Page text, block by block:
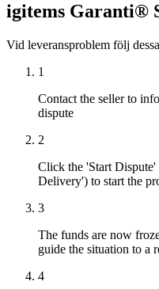
igitems Garanti®
Vid leveransproblem följ
1
Contact the seller to
dispute
2
Click the 'Start
Delivery') to start the
3
The funds are now
guide the situation to a
4